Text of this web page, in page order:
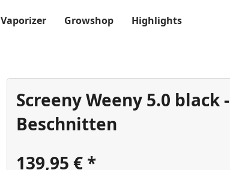
Vaporizer Growshop Highlights
Screeny Weeny 5.0 black -
Beschnitten
139,95 €